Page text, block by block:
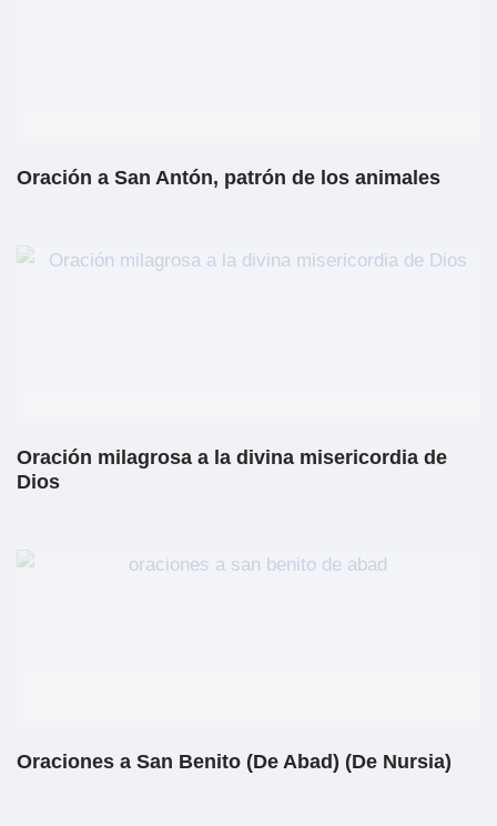
Oración a San Antón, patrón de los animales
Oración milagrosa a la divina misericordia de
Dios
Oraciones a San Benito (De Abad) (De Nursia)